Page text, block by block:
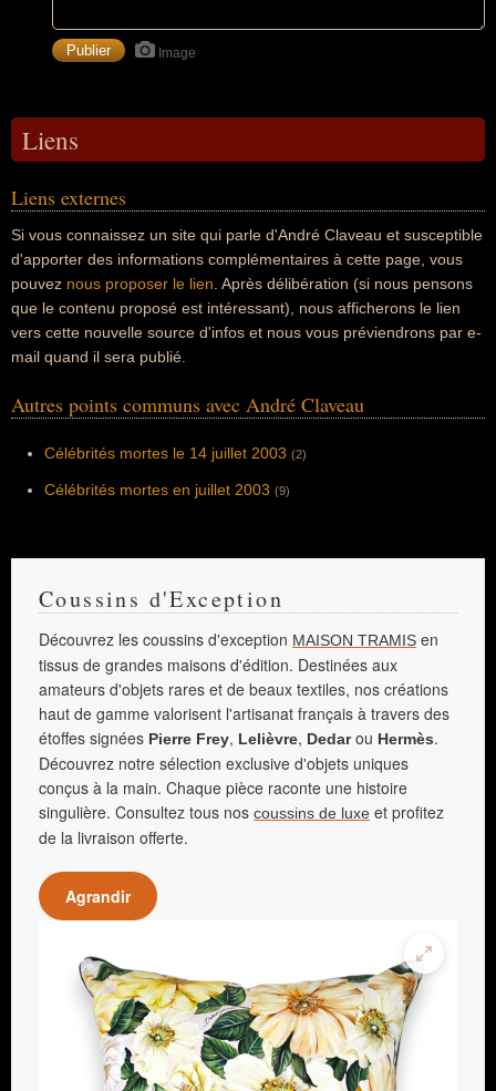
Image
Liens
Liens externes
Si vous connaissez un site qui parle d'André Claveau et susceptible
d'apporter des informations complémentaires à cette page, vous
pouvez nous proposer le lien . Après délibération (si nous pensons
que le contenu proposé est intéressant), nous afficherons le lien
vers cette nouvelle source d'infos et nous vous préviendrons par e-
mail quand il sera publié.
Autres points communs avec André Claveau
Célébrités mortes le 14 juillet 2003 (2)
Célébrités mortes en juillet 2003 (9)
Coussins d'Exception
Découvrez les coussins d'exception MAISON TRAMIS en
tissus de grandes maisons d'édition. Destinées aux
amateurs d'objets rares et de beaux textiles, nos créations
haut de gamme valorisent l'artisanat français à travers des
étoffes signées Pierre Frey, Lelièvre, Dedarou Hermès.
Découvrez notre sélection exclusive d'objets uniques
conçus à la main. Chaque pièce raconte une histoire
singulière. Consultez tous nos coussins de luxe et profitez
de la livraison offerte.
Agrandir